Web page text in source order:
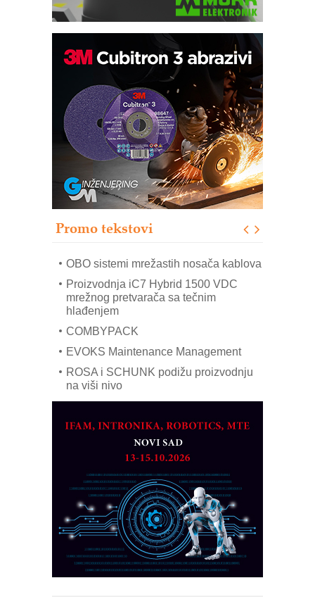
Promo tekstovi
Potpuna efikasnost bez složenih
sistema
Trajna oznaka kao dugoročna korist
Bezbednost na prvom mestu!
IB BLUMENAUER - više od 40 godina
poverenja u industriji
RMQ-TITAN ADVANCED INDICATOR
– Pametna signalizacija za efikasnije
upravljanje mašinama
Mitutoyo Crysta-Apex V PLUS: Nova
OBO sistemi mrežastih nosača kablova
Proizvodnja iC7 Hybrid 1500 VDC
mrežnog pretvarača sa tečnim
hlađenjem
COMBYPACK
EVOKS Maintenance Management
ROSA i SCHUNK podižu proizvodnju
na viši nivo
MAREX - Lim i mašine za savremena
Marcom-plast d.o.o.- vaš pouzdan
partner
CTO - Prilagodite svoju toplinsku
obradu!
Razvoj asortimanskog pravca MINI-
PLC AKYTEC
AUKOM: Svetski standard metrologije
dostupan u Srbiji